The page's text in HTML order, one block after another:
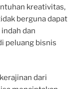
kreativitas,
berguna dapat
dan
peluang bisnis
dari